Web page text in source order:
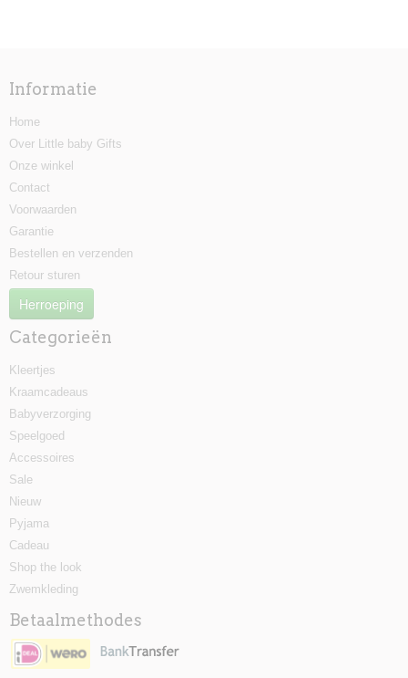
Informatie
Home
Over Little baby Gifts
Onze winkel
Contact
Voorwaarden
Garantie
Bestellen en verzenden
Retour sturen
Herroeping
Categorieën
Kleertjes
Kraamcadeaus
Babyverzorging
Speelgoed
Accessoires
Sale
Nieuw
Pyjama
Cadeau
Shop the look
Zwemkleding
Betaalmethodes